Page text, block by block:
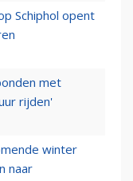
Schiphol opent
met
rijden'
winter
naar